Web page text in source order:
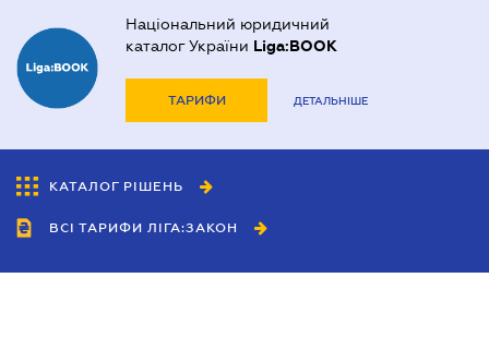
Національний юридичний
каталог України Liga:BOOK
ТАРИФИ ДЕТАЛЬНІШЕ
КАТАЛОГ РІШЕНЬ
ВСІ ТАРИФИ ЛІГА:ЗАКОН